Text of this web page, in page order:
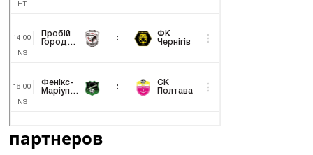
партнеров